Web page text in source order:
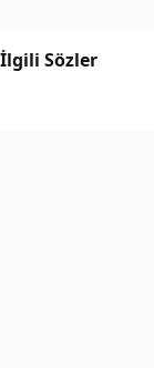
Sözler